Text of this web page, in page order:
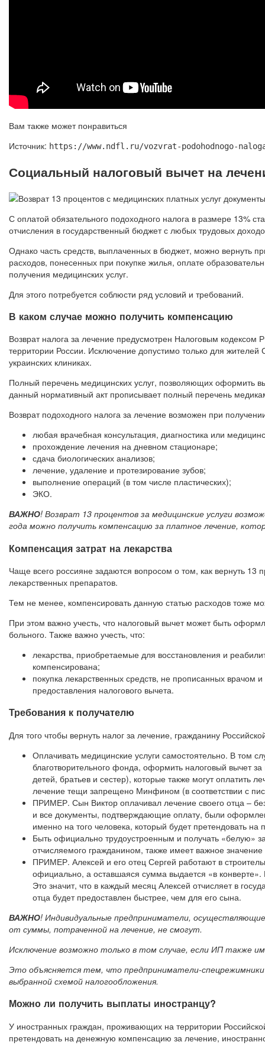
Вам также может понравиться
Источник: https://www.ndfl.ru/vozvrat-podohodnogo-
Социальный налоговый вычет на
С оплатой обязательного подоходного налога в размере 13%
отчисления в государственный бюджет с любых трудовых
Однако часть средств, выплаченных в бюджет, можно вернуть
расходов, понесенных при покупке жилья, оплате
получения медицинских услуг.
Для этого потребуется соблюсти ряд условий и требований.
В каком случае можно получить компенсацию
Возврат налога за лечение предусмотрен Налоговым
территории России. Исключение допустимо только для
украинских клиниках.
Полный перечень медицинских услуг, позволяющих оформить
данный нормативный акт прописывает полный перечень
Возврат подоходного налога за лечение возможен при
любая врачебная консультация, диагностика или
прохождение лечения на дневном стационаре;
сдача биологических анализов;
лечение, удаление и протезирование зубов;
выполнение операций (в том числе пластических);
ЭКО.
ВАЖНО! Возврат 13 процентов за медицинские услуги
года можно получить компенсацию за платное лечение,
Компенсация затрат на лекарства
Чаще всего россияне задаются вопросом о том, как вернуть 13
лекарственных препаратов.
Тем не менее, компенсировать данную статью расходов тоже
При этом важно учесть, что налоговый вычет может быть
больного. Также важно учесть, что:
лекарства, приобретаемые для восстановления и
компенсирована;
покупка лекарственных средств, не прописанных врачом
предоставления налогового вычета.
Требования к получателю
Для того чтобы вернуть налог за лечение, гражданину
Оплачивать медицинские услуги самостоятельно. В том
благотворительного фонда, оформить налоговый вычет
детей, братьев и сестер), которые также могут оплатить
лечение тещи запрещено Минфином (в соответствии с
ПРИМЕР. Сын Виктор оплачивал лечение своего отца –
и все документы, подтверждающие оплату, были
именно на того человека, который будет претендовать на
Быть официально трудоустроенным и получать «белую»
отчисляемого гражданином, также имеет важное
ПРИМЕР. Алексей и его отец Сергей работают в
официально, а оставшаяся сумма выдается «в конверте».
Это значит, что в каждый месяц Алексей отчисляет в
отца будет предоставлен быстрее, чем для его сына.
ВАЖНО! Индивидуальные предприниматели,
от суммы, потраченной на лечение, не смогут.
Исключение возможно только в том случае, если ИП также
Это объясняется тем, что предприниматели-
выбранной схемой налогообложения.
Можно ли получить выплаты иностранцу?
У иностранных граждан, проживающих на территории
претендовать на денежную компенсацию за лечение,